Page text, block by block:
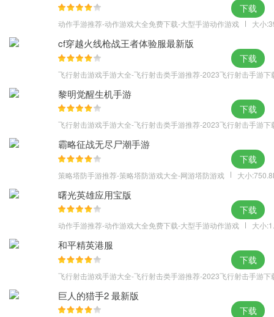
动作手游推荐-动作游戏大全免费下载-大型手游动作游戏 大小
下载
cf穿越火线枪战王者体验服最新版
飞行射击游戏手游大全-飞行射击类手游推荐-2023飞行射击手游下
下载
黎明觉醒生机手游
飞行射击游戏手游大全-飞行射击类手游推荐-2023飞行射击手游下
下载
霸略征战无尽尸潮手游
策略塔防手游推荐-策略塔防游戏大全-网游塔防游戏 大小
下载
曙光英雄应用宝版
动作手游推荐-动作游戏大全免费下载-大型手游动作游戏 大小
下载
和平精英港服
飞行射击游戏手游大全-飞行射击类手游推荐-2023飞行射击手游下
下载
巨人的猎手2 最新版
下载